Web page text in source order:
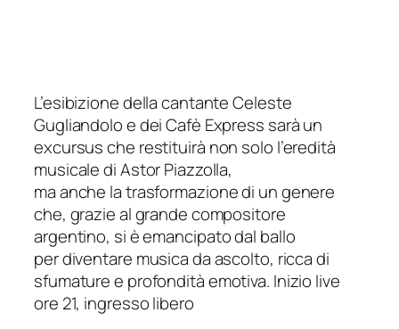
L’esibizione della cantante Celeste
Gugliandolo e dei Cafè Express sarà un
excursusche restituirà non solo l’eredità
musicale di Astor Piazzolla,
ma anche la trasformazione di un genere
che, grazie al grande compositore
argentino, si è emancipato dal ballo
per diventare musica da ascolto, ricca di
sfumaturee profondità emotiva. Inizio live
ore 21, ingresso libero